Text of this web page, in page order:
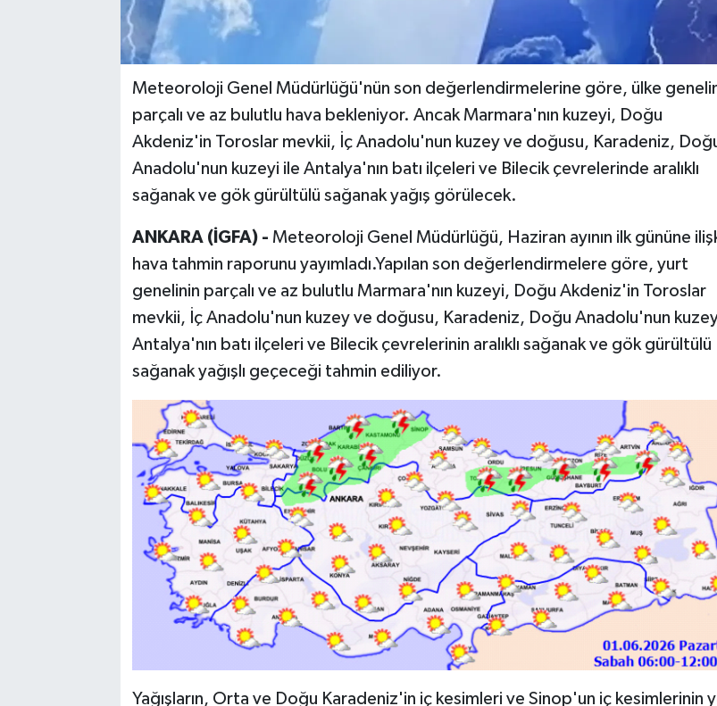
Meteoroloji Genel Müdürlüğü'nün son değerlendirmelerine göre, ülke
parçalı ve az bulutlu hava bekleniyor. Ancak Marmara'nın kuzeyi, Doğu
Akdeniz'in Toroslar mevkii, İç Anadolu'nun kuzey ve doğusu, Karadeniz,
Anadolu'nun kuzeyi ile Antalya'nın batı ilçeleri ve Bilecik çevrelerinde aralıklı
sağanak ve gök gürültülü sağanak yağış görülecek.
ANKARA (İGFA) - Meteoroloji Genel Müdürlüğü, Haziran ayının ilk gününe
hava tahmin raporunu yayımladı.Yapılan son değerlendirmelere göre, yurt
genelinin parçalı ve az bulutlu Marmara'nın kuzeyi, Doğu Akdeniz'in Toroslar
mevkii, İç Anadolu'nun kuzey ve doğusu, Karadeniz, Doğu Anadolu'nun
Antalya'nın batı ilçeleri ve Bilecik çevrelerinin aralıklı sağanak ve gök gürültülü
sağanak yağışlı geçeceği tahmin ediliyor.
Yağışların, Orta ve Doğu Karadeniz'in iç kesimleri ve Sinop'un iç kesimlerinin